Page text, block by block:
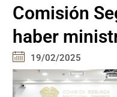
Comisión
haber
19/02/2025